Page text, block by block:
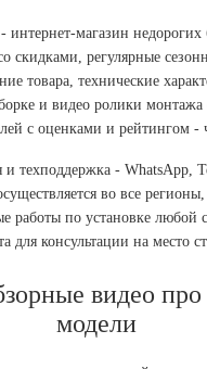
магазин недорогих
скидками, регулярные
товара, технические
и видео ролики
с оценками и рейтингом -
и техподдержка - WhatsApp,
во все
работы по установке любой
для консультации на место
видео
модели